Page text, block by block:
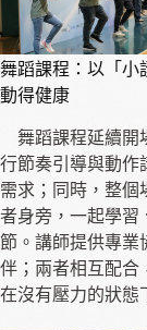
舞蹈課程：以「小
動得健康
舞蹈課程延續開
行節奏引導與動作
需求；同時，整個
者身旁，一起學習
節。講師提供專業
伴；兩者相互配合
在沒有壓力的狀態